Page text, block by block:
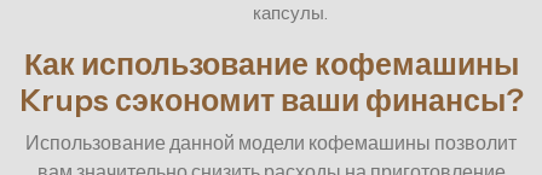
капсулы.
Как использование кофемашины
Krups сэкономит ваши финансы?
Использование данной модели кофемашины позволит